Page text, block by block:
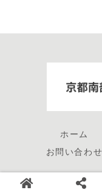
ホーム
お問い合わせ
© 2023